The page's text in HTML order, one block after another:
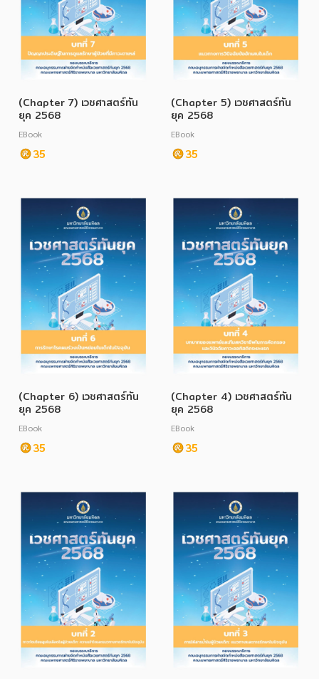
(Chapter 7) เวชศาสตร์ทัน
ยุค 2568
EBook
35
(Chapter 5) เวชศาสตร์ทัน
ยุค 2568
EBook
35
(Chapter 6) เวชศาสตร์ทัน
ยุค 2568
EBook
35
(Chapter 4) เวชศาสตร์ทัน
ยุค 2568
EBook
35